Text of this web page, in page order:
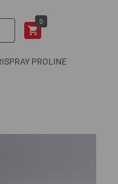
0
PROLINE